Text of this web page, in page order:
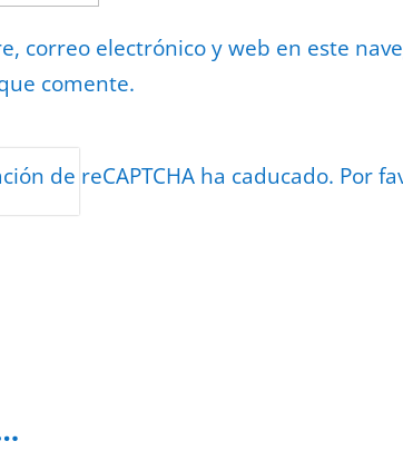
correo electrónico y web en este
comente.
de reCAPTCHA ha caducado. Por